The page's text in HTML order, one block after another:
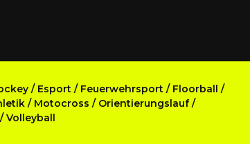
/ Esport / Feuerwehrsport / Floorball /
/ Motocross / Orientierungslauf/
/Volleyball